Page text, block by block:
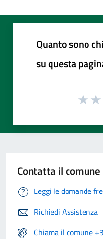
Quanto sono
su questa
Contatta il comune
Leggi le domande
Richiedi Assistenza
Chiama il comune